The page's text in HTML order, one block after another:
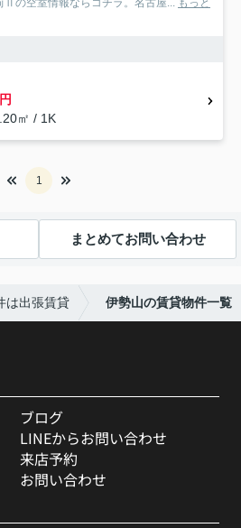
Ⅱの空室情報ならコチラ。名古屋... もっと
㎡ / 1K
1
まとめてお問い合わせ
は出張賃貸 伊勢山の賃貸物件一覧
ブログ
LINEからお問い合わせ
来店予約
お問い合わせ